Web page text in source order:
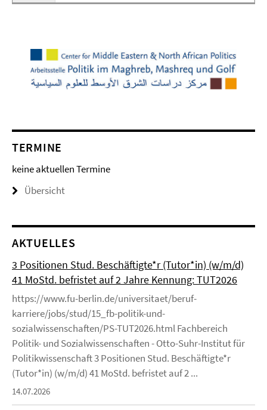
TERMINE
keine aktuellen Termine
Übersicht
AKTUELLES
3 Positionen Stud. Beschäftigte*r (Tutor*in) (w/m/d)
41 MoStd. befristet auf 2 Jahre Kennung: TUT2026
https://www.fu-berlin.de/universitaet/beruf-
karriere/jobs/stud/15_fb-politik-und-
sozialwissenschaften/PS-TUT2026.html Fachbereich
Politik- und Sozialwissenschaften - Otto-Suhr-Institut für
Politikwissenschaft 3 Positionen Stud. Beschäftigte*r
(Tutor*in) (w/m/d) 41 MoStd. befristet auf 2 ...
14.07.2026